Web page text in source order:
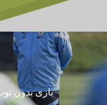
بازی بدون